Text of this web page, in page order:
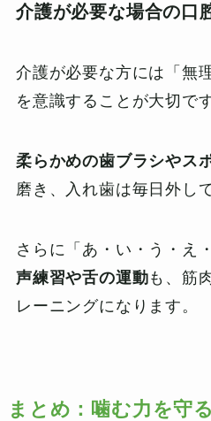
介護が必要な場合の口
介護が必要な方には「無
を意識することが大切です
柔らかめの歯ブラシやス
磨き、入れ歯は毎日外し
さらに「あ・い・う・え
声練習や舌の運動も、筋
レーニングになります。
まとめ：噛む力を守